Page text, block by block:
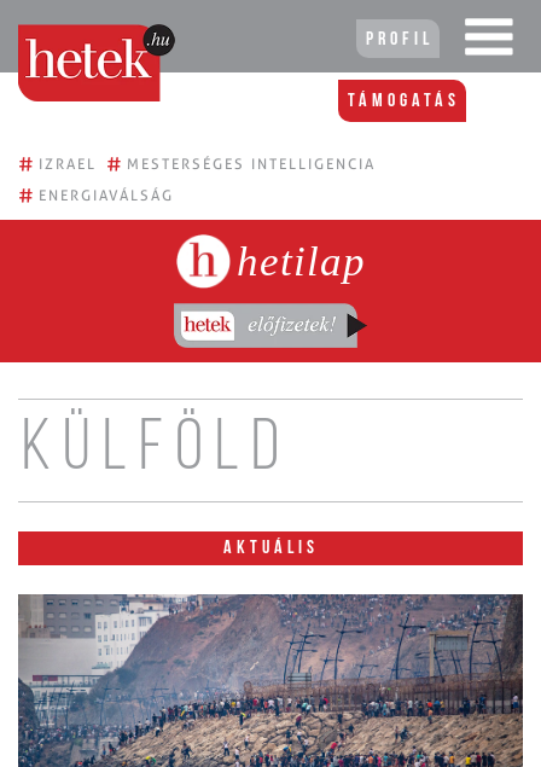
Profil
Támogatás
# IZRAEL # MESTERSÉGES INTELLIGENCIA
# ENERGIAVÁLSÁG
hetilap
Külföld
AKTUÁLIS